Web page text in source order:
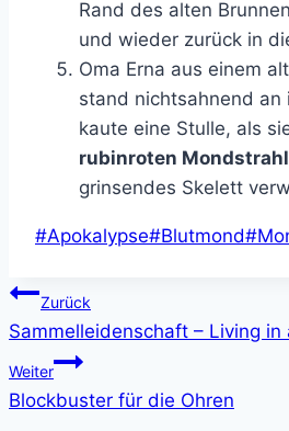
Rand des alten
und wieder zurück in
Oma Erna aus einem
stand nichtsahnend an
kaute eine Stulle, als
rubinroten Mondstrahl
grinsendes Skelett
Schlagworte:
#Apokalypse#Blutmond#
Beitragsnavigation
Zurück
Sammelleidenschaft – Living in
Weiter
Blockbuster für die Ohren